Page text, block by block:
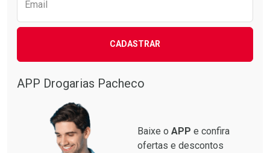
Email
CADASTRAR
APP Drogarias Pacheco
Baixe o APP e confira
ofertas e descontos